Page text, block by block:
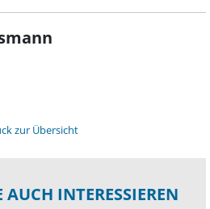
zur Übersicht
INTERESSIEREN